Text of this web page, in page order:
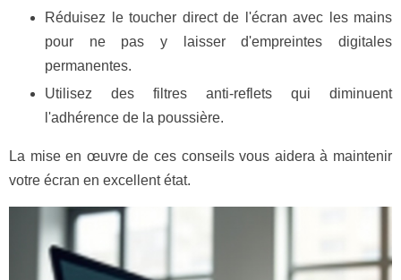
Réduisez le toucher direct de l'écran avec les mains
pour ne pas y laisser d'empreintes digitales
permanentes.
Utilisez des filtres anti-reflets qui diminuent
l'adhérence de la poussière.
La mise en œuvre de ces conseils vous aidera à maintenir
votre écran en excellent état.